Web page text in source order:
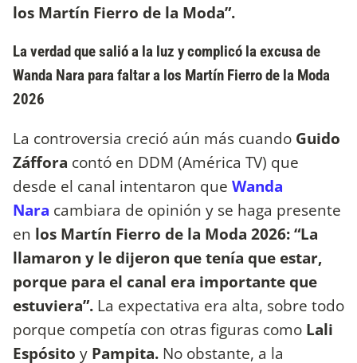
los Martín Fierro de la Moda”.
La verdad que salió a la luz y complicó la excusa de
Wanda Nara para faltar a los Martín Fierro de la Moda
2026
La controversia creció aún más cuando Guido
Záffora contó en DDM (América TV) que
desde el canal intentaron que Wanda
Nara cambiara de opinión y se haga presente
en los Martín Fierro de la Moda 2026: “La
llamaron y le dijeron que tenía que estar,
porque para el canal era importante que
estuviera”. La expectativa era alta, sobre todo
porque competía con otras figuras como Lali
Espósito y Pampita. No obstante, a la